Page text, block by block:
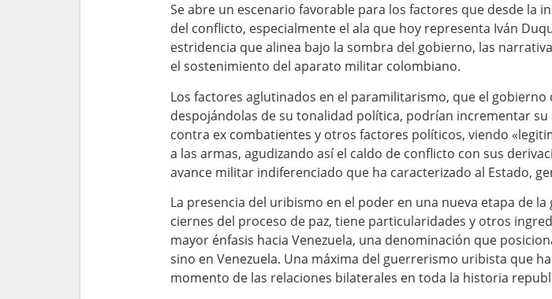
Se abre un escenario favorable para los factores que desde
del conflicto, especialmente el ala que hoy representa Iván
estridencia que alinea bajo la sombra del gobierno, las
el sostenimiento del aparato militar colombiano.
Los factores aglutinados en el paramilitarismo, que el
despojándolas de su tonalidad política, podrían incrementar
contra ex combatientes y otros factores políticos, viendo
a las armas, agudizando así el caldo de conflicto con sus
avance militar indiferenciado que ha caracterizado al Estado,
La presencia del uribismo en el poder en una nueva etapa de
ciernes del proceso de paz, tiene particularidades y otros
mayor énfasis hacia Venezuela, una denominación que
sino en Venezuela. Una máxima del guerrerismo uribista que
momento de las relaciones bilaterales en toda la historia